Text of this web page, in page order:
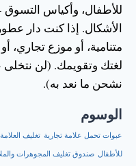
للأطفال، وأكياس
الأشكال. إذا كنت دار
متنامية، أو موزع
لغتك وتقويمك. (لن نتخلى
نشحن ما نعد به).
الوسوم
عبوات تحمل علامة تجارية تغليف
للأطفال صندوق تغليف المجوهرات